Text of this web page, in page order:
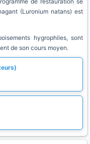
(Luronium natans) est
hygrophiles, sont
de son cours moyen.